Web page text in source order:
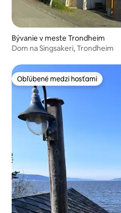
Bývanie v meste Trondheim
Dom na Singsakeri, Trondheim
Obľúbené medzi hosťami
Obľúbené medzi hosťami